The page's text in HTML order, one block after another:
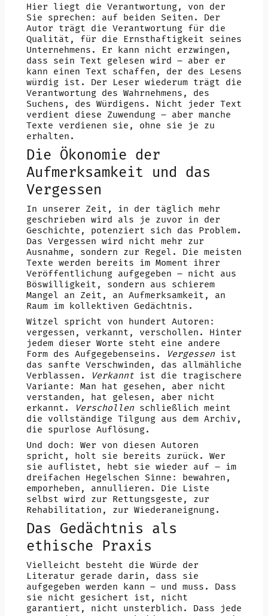
Hier liegt die Verantwortung, von der
Sie sprechen: auf beiden Seiten. Der
Autor trägt die Verantwortung für die
Qualität, für die Ernsthaftigkeit seines
Unternehmens. Er kann nicht erzwingen,
dass sein Text gelesen wird – aber er
kann einen Text schaffen, der des Lesens
würdig ist. Der Leser wiederum trägt die
Verantwortung des Wahrnehmens, des
Suchens, des Würdigens. Nicht jeder Text
verdient diese Zuwendung – aber manche
Texte verdienen sie, ohne sie je zu
erhalten.
Die Ökonomie der
Aufmerksamkeit und das
Vergessen
In unserer Zeit, in der täglich mehr
geschrieben wird als je zuvor in der
Geschichte, potenziert sich das Problem.
Das Vergessen wird nicht mehr zur
Ausnahme, sondern zur Regel. Die meisten
Texte werden bereits im Moment ihrer
Veröffentlichung aufgegeben – nicht aus
Böswilligkeit, sondern aus schierem
Mangel an Zeit, an Aufmerksamkeit, an
Raum im kollektiven Gedächtnis.
Witzel spricht von hundert Autoren:
vergessen, verkannt, verschollen. Hinter
jedem dieser Worte steht eine andere
Form des Aufgegebenseins.
Vergessenist
das sanfte Verschwinden, das allmähliche
Verblassen.
Verkanntist die tragischere
Variante: Man hat gesehen, aber nicht
verstanden, hat gelesen, aber nicht
erkannt.
Verschollenschließlich meint
die vollständige Tilgung aus dem Archiv,
die spurlose Auflösung.
Und doch: Wer von diesen Autoren
spricht, holt sie bereits zurück. Wer
sie auflistet, hebt sie wieder auf – im
dreifachen Hegelschen Sinne: bewahren,
emporheben, annullieren. Die Liste
selbst wird zur Rettungsgeste, zur
Rehabilitation, zur Wiederaneignung.
Das Gedächtnis als
ethische Praxis
Vielleicht besteht die Würde der
Literatur gerade darin, dass sie
aufgegeben werden kann – und muss. Dass
sie nicht gesichert ist, nicht
garantiert, nicht unsterblich. Dass jede